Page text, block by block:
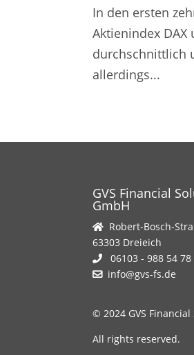
In den ersten
Aktienindex
durchschnittlich
allerdings...
GVS Financial
GmbH
Robert-Bosch-
63303 Dreieich
06103 - 988 54 78
info@gvs-fs.de
© 2024 GVS
All rights reserved.